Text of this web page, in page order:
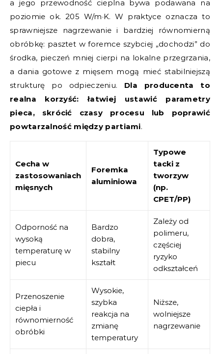
a jego przewodność cieplna bywa podawana na
poziomie ok. 205 W/m·K. W praktyce oznacza to
sprawniejsze nagrzewanie i bardziej równomierną
obróbkę: pasztet w foremce szybciej „dochodzi” do
środka, pieczeń mniej cierpi na lokalne przegrzania,
a dania gotowe z mięsem mogą mieć stabilniejszą
strukturę po odpieczeniu. Dla producenta to
realna korzyść: łatwiej ustawić parametry
pieca, skrócić czasy procesu lub poprawić
powtarzalność między partiami.
Cecha w
zastosowaniach
mięsnych
Foremka
aluminiowa
Typowe
tacki z
tworzyw
(np.
CPET/PP)
Odporność na
wysoką
temperaturę w
piecu
Bardzo
dobra,
stabilny
kształt
Zależy od
polimeru,
częściej
ryzyko
odkształceń
Przenoszenie
ciepła i
równomierność
obróbki
Wysokie,
szybka
reakcja na
zmianę
temperatury
Niższe,
wolniejsze
nagrzewanie